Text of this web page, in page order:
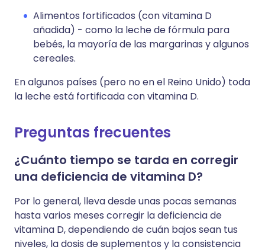
Alimentos fortificados (con vitamina D
añadida) - como la leche de fórmula para
bebés, la mayoría de las margarinas y algunos
cereales.
En algunos países (pero no en el Reino Unido) toda
la leche está fortificada con vitamina D.
Preguntas frecuentes
¿Cuánto tiempo se tarda en corregir
una deficiencia de vitamina D?
Por lo general, lleva desde unas pocas semanas
hasta varios meses corregir la deficiencia de
vitamina D, dependiendo de cuán bajos sean tus
niveles, la dosis de suplementos y la consistencia